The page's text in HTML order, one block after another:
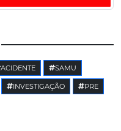
ACIDENTE SAMU
INVESTIGAÇÃO PRE